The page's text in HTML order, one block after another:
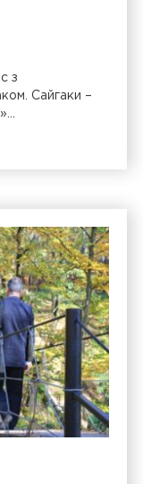
з
Сайгаки –